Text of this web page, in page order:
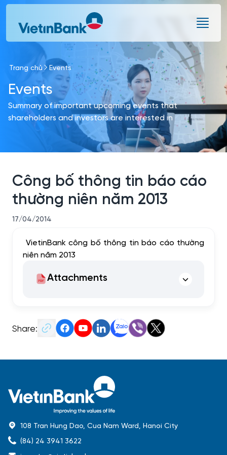
Skip to Main Content
Trang chủ Events
Events
Summary of important upcoming events that
shareholders and investors are interested in
Công bố thông tin báo cáo
thường niên năm 2013
17/04/2014
VietinBank công bố thông tin báo cáo thường
niên năm 2013
Attachments
Share:
108 Tran Hung Dao, Cua Nam Ward, Hanoi City
(84) 24 3941 3622